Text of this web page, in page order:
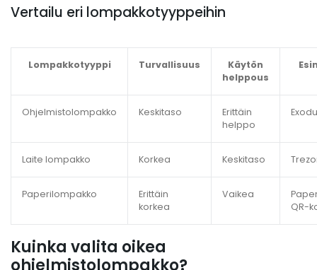
Vertailu eri lompakkotyyppeihin
Lompakkotyyppi Turvallisuus
Käytön
helppous
Ohjelmistolompakko Keskitaso
Erittäin
helppo
Laite lompakko Korkea Keskitaso
Paperilompakko
Erittäin
korkea
Vaikea
QR-
Kuinka valita oikea
ohjelmistolompakko?